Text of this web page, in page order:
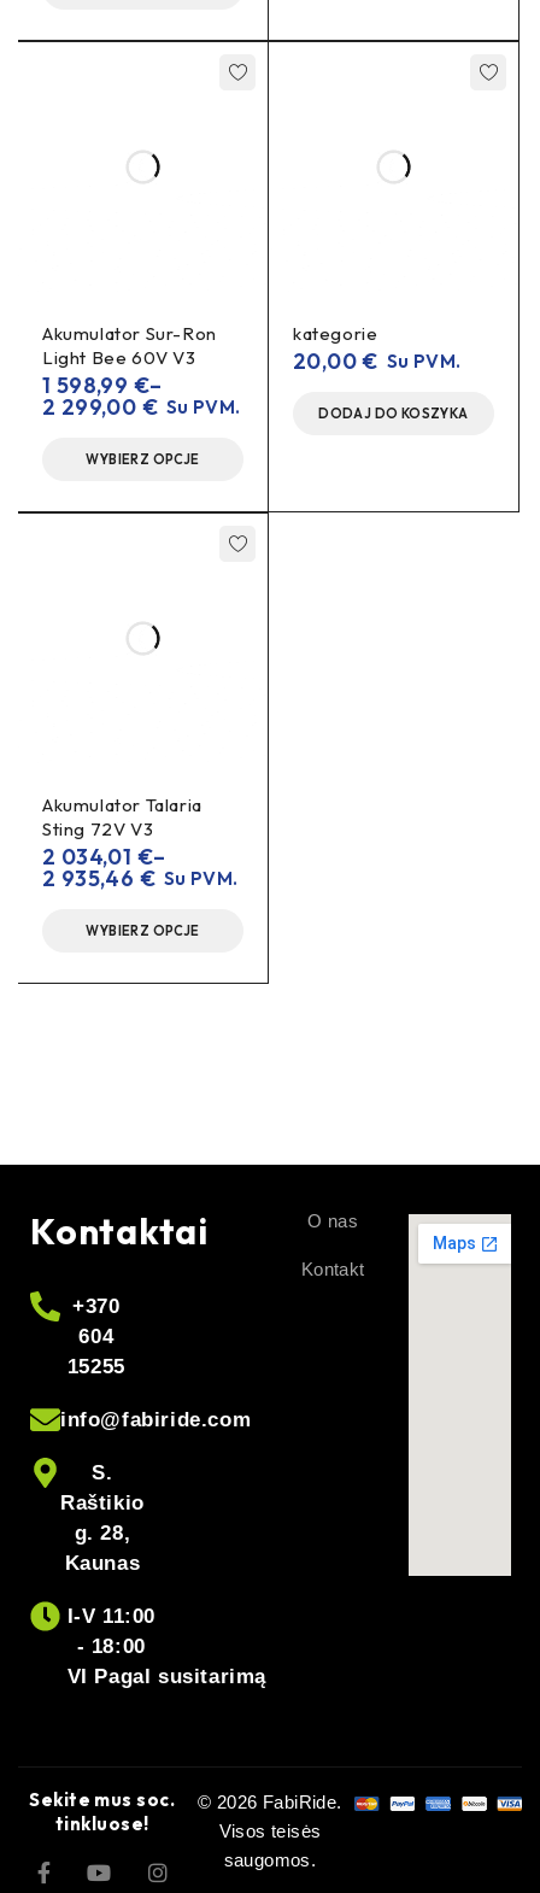
Akumulator Sur-Ron
Light Bee 60V V3
1 598,99 €–
2 299,00 € Su PVM.
WYBIERZ OPCJE
kategorie
20,00€ Su PVM.
DODAJ DO KOSZYKA
Akumulator Talaria
Sting 72V V3
2 034,01 €–
2 935,46 € Su PVM.
WYBIERZ OPCJE
Kontaktai
+370
604
15255
info@fabiride.com
S.
Raštikio
g. 28,
Kaunas
I-V 11:00
- 18:00
VI Pagal susitarimą
O nas
Kontakt
Sekite mus soc.
tinkluose!
© 2026 FabiRide.
Visos teisės
saugomos.